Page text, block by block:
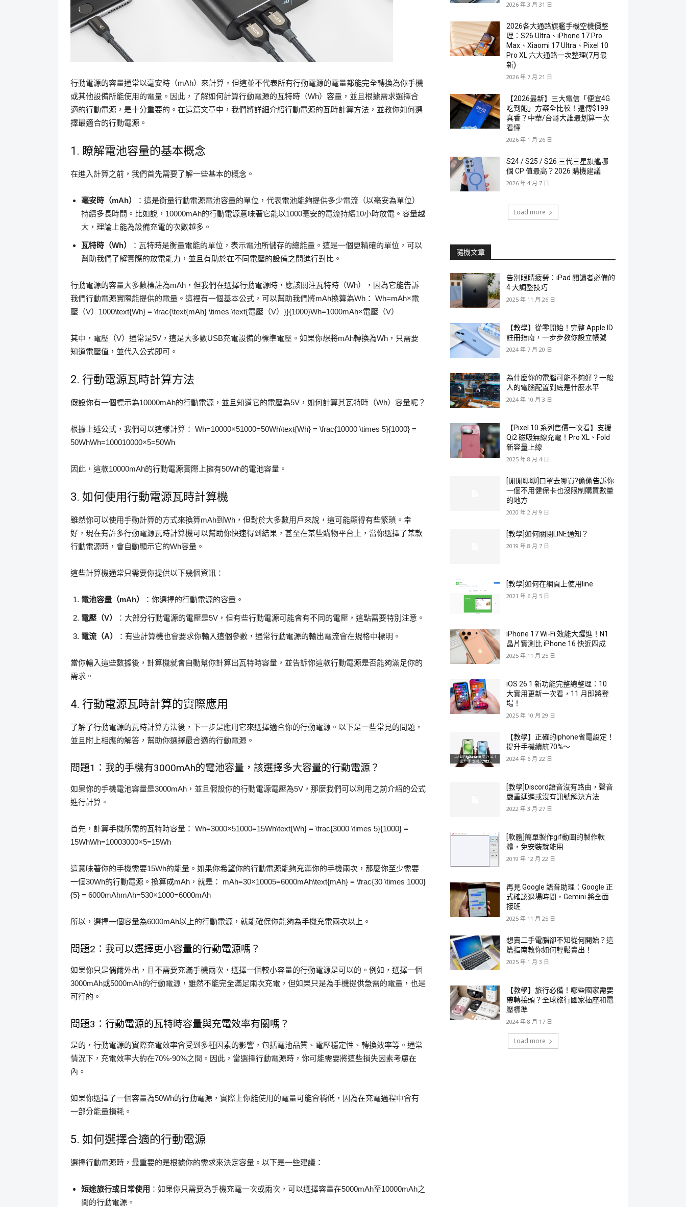
行動電源的容量通常以毫安時（mAh）來計算，但這並不代表所有行動電源的電量都能完全轉換為你手機
或其他設備所能使用的電量。因此，了解如何計算行動電源的瓦特時（Wh）容量，並且根據需求選擇合
適的行動電源，是十分重要的。在這篇文章中，我們將詳細介紹行動電源的瓦時計算方法，並教你如何選
擇最適合的行動電源。
1. 瞭解電池容量的基本概念
在進入計算之前，我們首先需要了解一些基本的概念。
毫安時（mAh）
：這是衡量行動電源電池容量的單位，代表電池能夠提供多少電流（以毫安為單位）
持續多長時間。比如說，10000mAh的行動電源意味著它能以1000毫安的電流持續10小時放電。容量越
大，理論上能為設備充電的次數越多。
瓦特時（Wh）
：瓦特時是衡量電能的單位，表示電池所儲存的總能量。這是一個更精確的單位，可以
幫助我們了解實際的放電能力，並且有助於在不同電壓的設備之間進行對比。
行動電源的容量大多數標註為mAh，但我們在選擇行動電源時，應該關注瓦特時（Wh），因為它能告訴
我們行動電源實際能提供的電量。這裡有一個基本公式，可以幫助我們將mAh換算為Wh： Wh=mAh×電
壓（V）1000\text{Wh} = \frac{\text{mAh} \times \text{電壓（V）}}{1000}Wh=1000mAh×電壓（V）​
其中，電壓（V）通常是5V，這是大多數USB充電設備的標準電壓。如果你想將mAh轉換為Wh，只需要
知道電壓值，並代入公式即可。
2. 行動電源瓦時計算方法
假設你有一個標示為10000mAh的行動電源，並且知道它的電壓為5V，如何計算其瓦特時（Wh）容量呢？
根據上述公式，我們可以這樣計算： Wh=10000×51000=50Wh\text{Wh} = \frac{10000 \times 5}{1000} =
50WhWh=100010000×5​=50Wh
因此，這款10000mAh的行動電源實際上擁有50Wh的電池容量。
3. 如何使用行動電源瓦時計算機
雖然你可以使用手動計算的方式來換算mAh到Wh，但對於大多數用戶來說，這可能顯得有些繁瑣。幸
好，現在有許多行動電源瓦時計算機可以幫助你快速得到結果，甚至在某些購物平台上，當你選擇了某款
行動電源時，會自動顯示它的Wh容量。
這些計算機通常只需要你提供以下幾個資訊：
電池容量（mAh） ：你選擇的行動電源的容量。
電壓（V） ：大部分行動電源的電壓是5V，但有些行動電源可能會有不同的電壓，這點需要特別注意。
電流（A） ：有些計算機也會要求你輸入這個參數，通常行動電源的輸出電流會在規格中標明。
當你輸入這些數據後，計算機就會自動幫你計算出瓦特時容量，並告訴你這款行動電源是否能夠滿足你的
需求。
4. 行動電源瓦時計算的實際應用
了解了行動電源的瓦時計算方法後，下一步是應用它來選擇適合你的行動電源。以下是一些常見的問題，
並且附上相應的解答，幫助你選擇最合適的行動電源。
問題1：我的手機有3000mAh的電池容量，該選擇多大容量的行動電源？
如果你的手機電池容量是3000mAh，並且假設你的行動電源電壓為5V，那麼我們可以利用之前介紹的公式
進行計算。
首先，計算手機所需的瓦特時容量： Wh=3000×51000=15Wh\text{Wh} = \frac{3000 \times 5}{1000} =
15WhWh=10003000×5​=15Wh
這意味著你的手機需要15Wh的能量。如果你希望你的行動電源能夠充滿你的手機兩次，那麼你至少需要
一個30Wh的行動電源。換算成mAh，就是： mAh=30×10005=6000mAh\text{mAh} = \frac{30 \times 1000}
{5} = 6000mAhmAh=530×1000​=6000mAh
所以，選擇一個容量為6000mAh以上的行動電源，就能確保你能夠為手機充電兩次以上。
問題2：我可以選擇更小容量的行動電源嗎？
如果你只是偶爾外出，且不需要充滿手機兩次，選擇一個較小容量的行動電源是可以的。例如，選擇一個
3000mAh或5000mAh的行動電源，雖然不能完全滿足兩次充電，但如果只是為手機提供急需的電量，也是
可行的。
問題3：行動電源的瓦特時容量與充電效率有關嗎？
是的，行動電源的實際充電效率會受到多種因素的影響，包括電池品質、電壓穩定性、轉換效率等。通常
情況下，充電效率大約在70%-90%之間。因此，當選擇行動電源時，你可能需要將這些損失因素考慮在
內。
如果你選擇了一個容量為50Wh的行動電源，實際上你能使用的電量可能會稍低，因為在充電過程中會有
一部分能量損耗。
5. 如何選擇合適的行動電源
選擇行動電源時，最重要的是根據你的需求來決定容量。以下是一些建議：
短途旅行或日常使用 ：如果你只需要為手機充電一次或兩次，可以選擇容量在5000mAh至10000mAh之
間的行動電源。
2026 年 3 月 31 日
2026各大通路旗艦手機空機價整
理：S26 Ultra、iPhone 17 Pro
Max、Xiaomi 17 Ultra、Pixel 10
Pro XL 六大通路一次整理(7月最
新)
2026 年 7 月 21 日
【2026最新】三大電信「便宜4G
吃到飽」方案全比較！遠傳$199
真香？中華/台哥大誰最划算一次
看懂
2026 年 1 月 26 日
S24 / S25 / S26 三代三星旗艦哪
個 CP 值最高？2026 購機建議
2026 年 4 月 7 日
Load more
隨機文章
告別眼睛疲勞：iPad 閱讀者必備的
4 大調整技巧
2025 年 11 月 26 日
【教學】從零開始！完整 Apple ID
註冊指南，一步步教你設立帳號
2024 年 7 月 20 日
為什麼你的電腦可能不夠好？一般
人的電腦配置到底是什麼水平
2024 年 10 月 3 日
【Pixel 10 系列售價一次看】支援
Qi2 磁吸無線充電！Pro XL、Fold
新容量上線
2025 年 8 月 4 日
[閒閒聊聊]口罩去哪買?偷偷告訴你
一個不用健保卡也沒限制購買數量
的地方
2020 年 2 月 9 日
[教學]如何關閉LINE通知？
2019 年 8 月 7 日
[教學]如何在網頁上使用line
2021 年 6 月 5 日
iPhone 17 Wi-Fi 效能大躍進！N1
晶片實測比 iPhone 16 快近四成
2025 年 11 月 25 日
iOS 26.1 新功能完整總整理：10
大實用更新一次看，11 月即將登
場！
2025 年 10 月 29 日
【教學】正確的iphone省電設定！
提升手機續航70%～
2024 年 6 月 22 日
[教學]Discord語音沒有路由，聲音
嚴重延遲或沒有訊號解決方法
2022 年 3 月 27 日
[軟體]簡單製作gif動圖的製作軟
體，免安裝就能用
2019 年 12 月 22 日
再見 Google 語音助理：Google 正
式確認退場時間，Gemini 將全面
接班
2025 年 11 月 25 日
想賣二手電腦卻不知從何開始？這
篇指南教你如何輕鬆賣出！
2025 年 1 月 3 日
【教學】旅行必備！哪些國家需要
帶轉接頭？全球旅行國家插座和電
壓標準
2024 年 8 月 17 日
Load more